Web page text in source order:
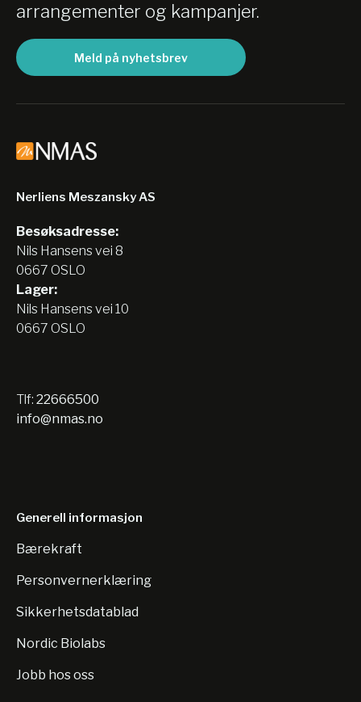
arrangementer og kampanjer.
Meld på nyhetsbrev
Nerliens Meszansky AS
Besøksadresse:
Nils Hansens vei 8
0667 OSLO
Lager:
Nils Hansens vei 10
0667 OSLO
Tlf: 22666500
info@nmas.no
Generell informasjon
Bærekraft
Personvernerklæring
Sikkerhetsdatablad
Nordic Biolabs
Jobb hos oss